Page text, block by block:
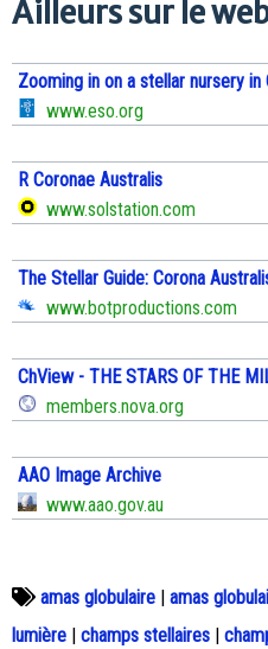
Ailleurs sur le
Zooming in on a stellar nursery in
www.eso.org
R Coronae Australis
www.solstation.com
The Stellar Guide: Corona
www.botproductions.com
ChView - THE STARS OF THE
members.nova.org
AAO Image Archive
www.aao.gov.au
amas globulaire | amas
lumière | champs stellaires |